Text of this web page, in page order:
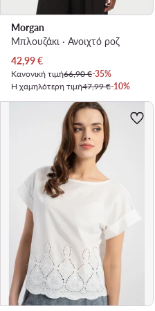
Morgan
Μπλουζάκι · Ανοιχτό ροζ
Τρέχουσα τιμή
42,99€
Κανονική τιμή66,90 €-35%
Η χαμηλότερη τιμή47,99 €-10%